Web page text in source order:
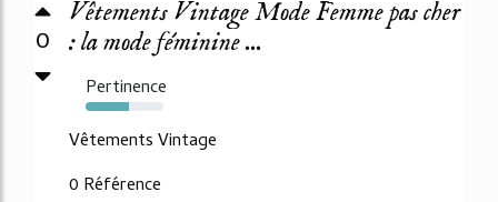
0
Vêtements Vintage Mode Femme pas cher
: la mode féminine ...
Pertinence
56%
Vêtements Vintage
0 Référence